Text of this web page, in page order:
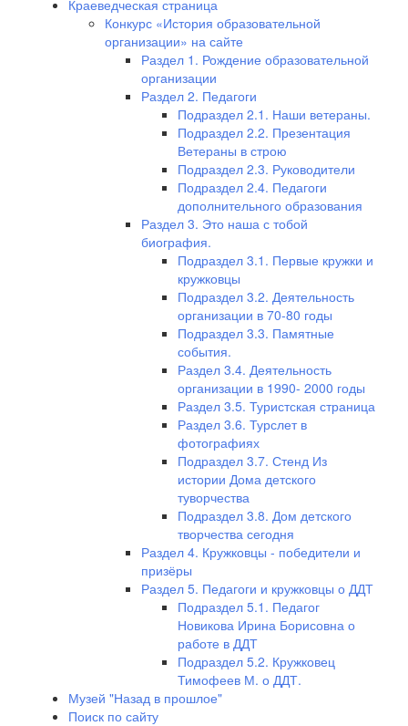
Краеведческая страница
Конкурс «История образовательной
организации» на сайте
Раздел 1. Рождение образовательной
организации
Раздел 2. Педагоги
Подраздел 2.1. Наши ветераны.
Подраздел 2.2. Презентация
Ветераны в строю
Подраздел 2.3. Руководители
Подраздел 2.4. Педагоги
дополнительного образования
Раздел 3. Это наша с тобой
биография.
Подраздел 3.1. Первые кружки и
кружковцы
Подраздел 3.2. Деятельность
организации в 70-80 годы
Подраздел 3.3. Памятные
события.
Раздел 3.4. Деятельность
организации в 1990- 2000 годы
Раздел 3.5. Туристская страница
Раздел 3.6. Турслет в
фотографиях
Подраздел 3.7. Стенд Из
истории Дома детского
туворчества
Подраздел 3.8. Дом детского
творчества сегодня
Раздел 4. Кружковцы - победители и
призёры
Раздел 5. Педагоги и кружковцы о ДДТ
Подраздел 5.1. Педагог
Новикова Ирина Борисовна о
работе в ДДТ
Подраздел 5.2. Кружковец
Тимофеев М. о ДДТ.
Музей "Назад в прошлое"
Поиск по сайту